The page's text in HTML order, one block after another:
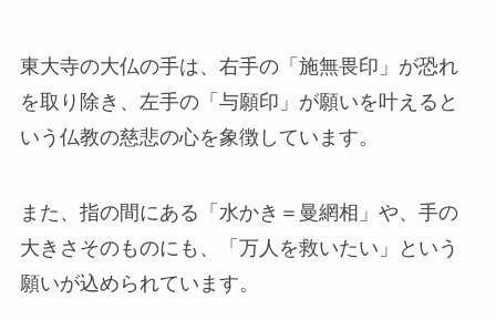
東大寺の大仏の手は、右手の「施無畏印」が恐れ
を取り除き、左手の「与願印」が願いを叶えると
いう仏教の慈悲の心を象徴しています。
また、指の間にある「水かき＝曼網相」や、手の
大きさそのものにも、「万人を救いたい」という
願いが込められています。